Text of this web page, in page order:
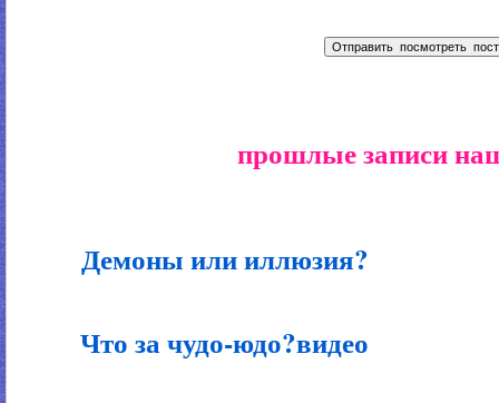
прошлые записи
Демоны или иллюзия?
Что за чудо-юдо?видео